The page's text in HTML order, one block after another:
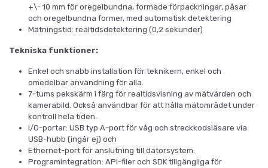
+\- 10 mm för oregelbundna, formade förpackningar, påsar
och oregelbundna former, med automatisk detektering
Mätningstid: realtidsdetektering (0,2 sekunder)
Tekniska funktioner:
Enkel och snabb installation för teknikern, enkel och
omedelbar användning för alla.
7-tums pekskärm i färg för realtidsvisning av mätvärden och
kamerabild. Också användbar för att hålla mätområdet under
kontroll hela tiden.
I/O-portar: USB typ A-port för våg och streckkodsläsare via
USB-hubb (ingår ej) och
Ethernet-port för anslutning till datorsystem.
Programintegration: API-filer och SDK tillgängliga för